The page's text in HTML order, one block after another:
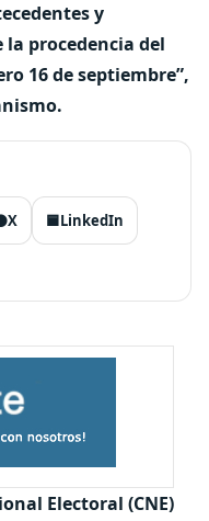
y
procedencia del
16 de septiembre”,
X 🟦LinkedIn
Electoral (CNE)